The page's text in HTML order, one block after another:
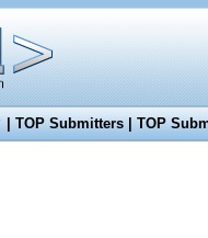
|TOP Submitters|TOP